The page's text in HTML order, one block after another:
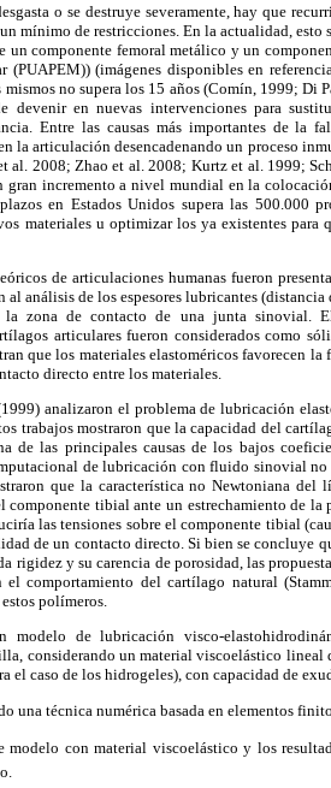
o se destruye severamente, hay que
mínimo de restricciones. En la actualidad, esto
un componente femoral metálico y un
(imágenes disponibles en
no supera los 15 años (Comín, 1999; Di
devenir en nuevas intervenciones para
Entre las causas más importantes de la
la articulación desencadenando un proceso
al. 2008; Zhao et al. 2008; Kurtz et al. 1999;
gran incremento a nivel mundial en la
en Estados Unidos supera las 500.000
materiales u optimizar los ya existentes para
de articulaciones humanas fueron
análisis de los espesores lubricantes (distancia
zona de contacto de una junta sinovial.
articulares fueron considerados como
que los materiales elastoméricos favorecen
directo entre los materiales.
analizaron el problema de lubricación
trabajos mostraron que la capacidad del
de las principales causas de los bajos
de lubricación con fluido sinovial
que la característica no Newtoniana del
tibial ante un estrechamiento de
las tensiones sobre el componente tibial
de un contacto directo. Si bien se concluye
rigidez y su carencia de porosidad, las
comportamiento del cartílago natural
polímeros.
modelo de lubricación visco-
considerando un material viscoelástico lineal
el caso de los hidrogeles), con capacidad de
una técnica numérica basada en elementos
modelo con material viscoelástico y los